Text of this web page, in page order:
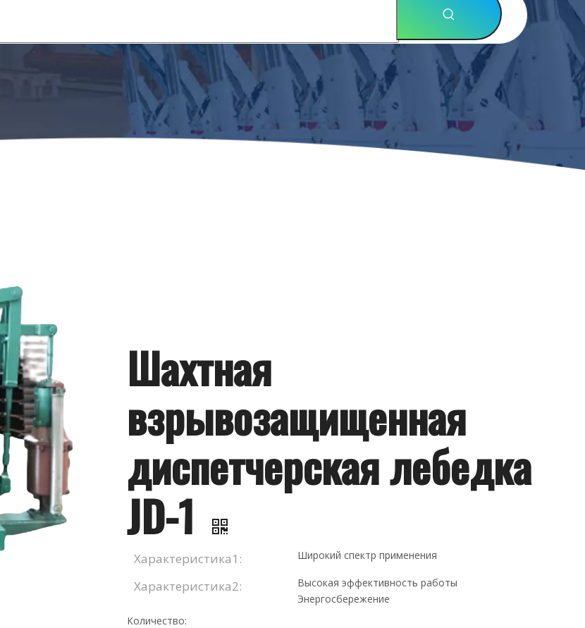
Шахтная
взрывозащищенная
диспетчерская лебедка
JD-1
Характеристика1: Широкий спектр применения
Характеристика2:
Высокая эффективность работы
Энергосбережение
Количество: